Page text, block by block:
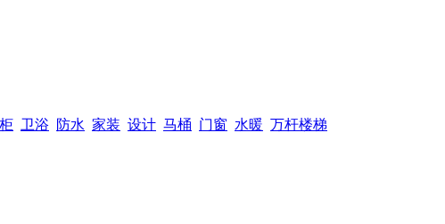
卫浴 防水 家装 设计 马桶 门窗 水暖 万杆楼梯